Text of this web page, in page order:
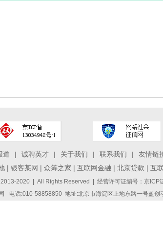
道 | 诚聘英才 | 关于我们 | 联系我们 | 友情链
| 银客某网 | 众筹之家 | 互联网金融 | 北京贷款 | 互
2020 | All Rights Reserved | 经营许可证编号：京ICP
电话:010-58858850 地址:北京市海淀区上地东路一号盈创